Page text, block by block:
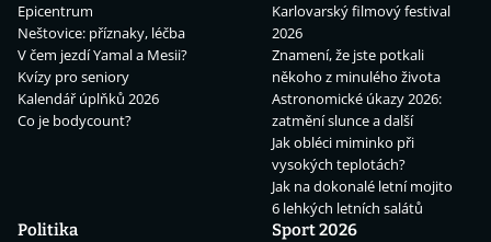
Epicentrum
Neštovice: příznaky, léčba
V čem jezdí Yamal a Mesii?
Kvízy pro seniory
Kalendář úplňků 2026
Co je bodycount?
Karlovarský filmový festival
2026
Znamení, že jste potkali
někoho z minulého života
Astronomické úkazy 2026:
zatmění slunce a další
Jak obléci miminko při
vysokých teplotách?
Jak na dokonalé letní mojito
6 lehkých letních salátů
Politika
Sport 2026